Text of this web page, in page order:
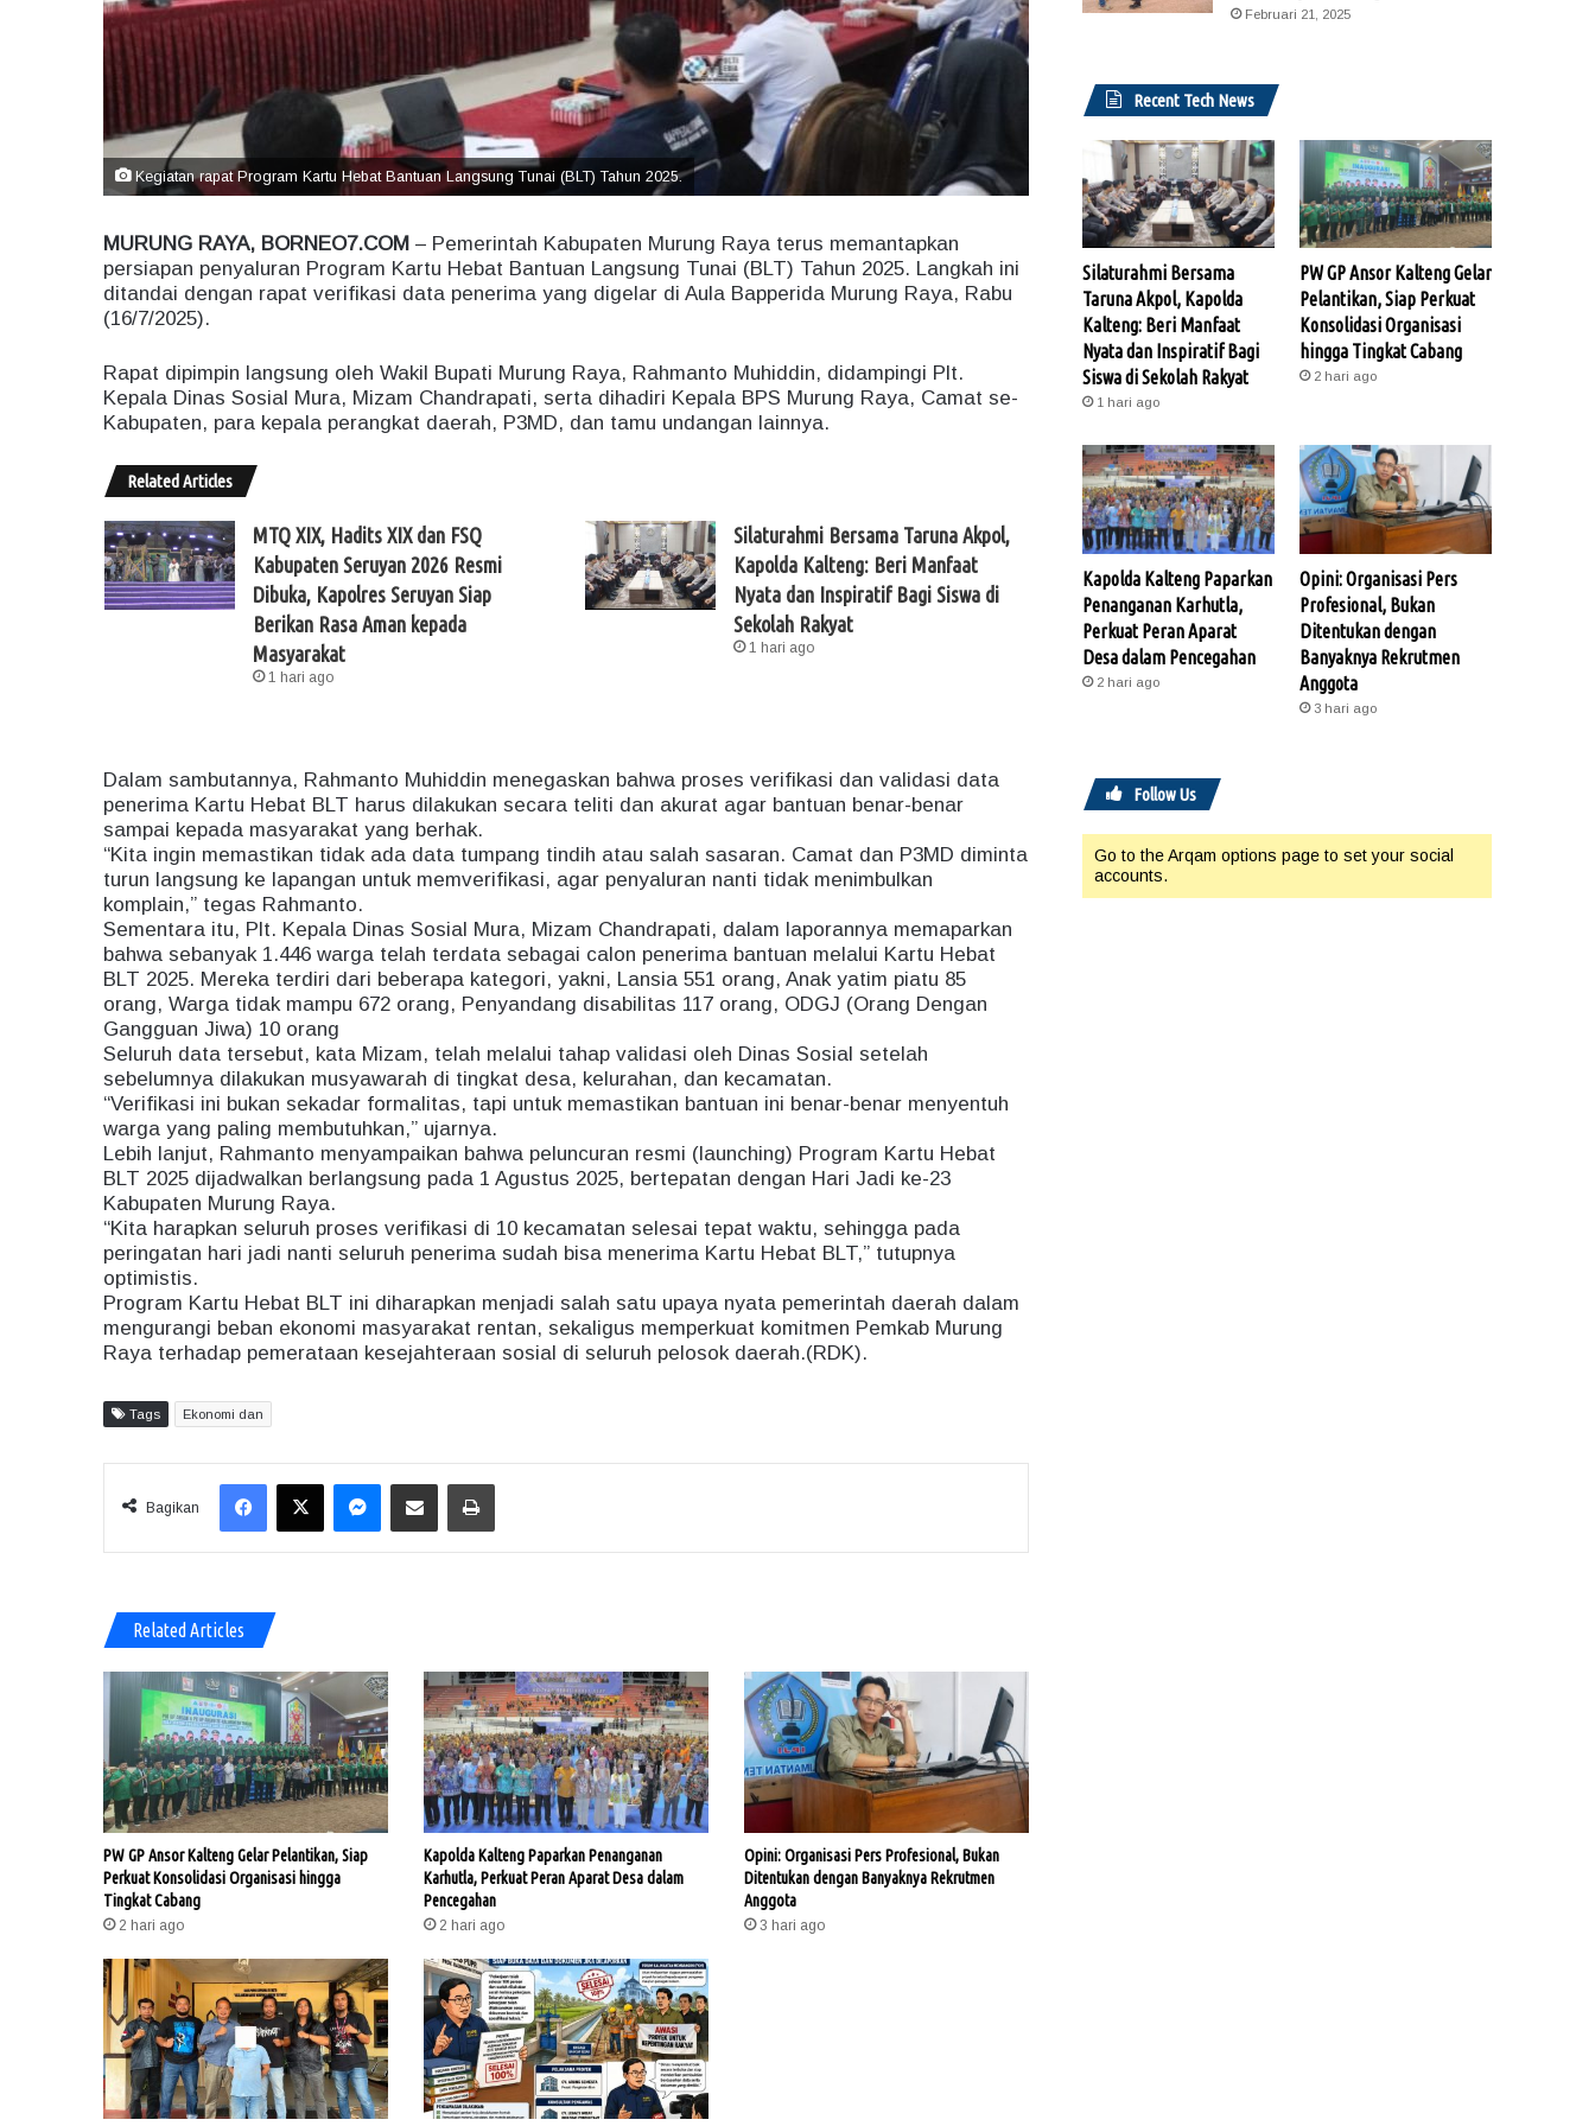
Kegiatan rapat Program Kartu Hebat Bantuan Langsung Tunai (BLT) Tahun 2025.
MURUNG RAYA, BORNEO7.COM – Pemerintah Kabupaten Murung Raya terus memantapkan
persiapan penyaluran Program Kartu Hebat Bantuan Langsung Tunai (BLT) Tahun 2025. Langkah ini
ditandai dengan rapat verifikasi data penerima yang digelar di Aula Bapperida Murung Raya, Rabu
(16/7/2025).
Rapat dipimpin langsung oleh Wakil Bupati Murung Raya, Rahmanto Muhiddin, didampingi Plt.
Kepala Dinas Sosial Mura, Mizam Chandrapati, serta dihadiri Kepala BPS Murung Raya, Camat se-
Kabupaten, para kepala perangkat daerah, P3MD, dan tamu undangan lainnya.
Related Articles
MTQ XIX, Hadits XIX dan FSQ
Kabupaten Seruyan 2026 Resmi
Dibuka, Kapolres Seruyan Siap
Berikan Rasa Aman kepada
Masyarakat
1 hari ago
Silaturahmi Bersama Taruna Akpol,
Kapolda Kalteng: Beri Manfaat
Nyata dan Inspiratif Bagi Siswa di
Sekolah Rakyat
1 hari ago
Dalam sambutannya, Rahmanto Muhiddin menegaskan bahwa proses verifikasi dan validasi data
penerima Kartu Hebat BLT harus dilakukan secara teliti dan akurat agar bantuan benar-benar
sampai kepada masyarakat yang berhak.
“Kita ingin memastikan tidak ada data tumpang tindih atau salah sasaran. Camat dan P3MD diminta
turun langsung ke lapangan untuk memverifikasi, agar penyaluran nanti tidak menimbulkan
komplain,” tegas Rahmanto.
Sementara itu, Plt. Kepala Dinas Sosial Mura, Mizam Chandrapati, dalam laporannya memaparkan
bahwa sebanyak 1.446 warga telah terdata sebagai calon penerima bantuan melalui Kartu Hebat
BLT 2025. Mereka terdiri dari beberapa kategori, yakni, Lansia 551 orang, Anak yatim piatu 85
orang, Warga tidak mampu 672 orang, Penyandang disabilitas 117 orang, ODGJ (Orang Dengan
Gangguan Jiwa) 10 orang
Seluruh data tersebut, kata Mizam, telah melalui tahap validasi oleh Dinas Sosial setelah
sebelumnya dilakukan musyawarah di tingkat desa, kelurahan, dan kecamatan.
“Verifikasi ini bukan sekadar formalitas, tapi untuk memastikan bantuan ini benar-benar menyentuh
warga yang paling membutuhkan,” ujarnya.
Lebih lanjut, Rahmanto menyampaikan bahwa peluncuran resmi (launching) Program Kartu Hebat
BLT 2025 dijadwalkan berlangsung pada 1 Agustus 2025, bertepatan dengan Hari Jadi ke-23
Kabupaten Murung Raya.
“Kita harapkan seluruh proses verifikasi di 10 kecamatan selesai tepat waktu, sehingga pada
peringatan hari jadi nanti seluruh penerima sudah bisa menerima Kartu Hebat BLT,” tutupnya
optimistis.
Program Kartu Hebat BLT ini diharapkan menjadi salah satu upaya nyata pemerintah daerah dalam
mengurangi beban ekonomi masyarakat rentan, sekaligus memperkuat komitmen Pemkab Murung
Raya terhadap pemerataan kesejahteraan sosial di seluruh pelosok daerah.(RDK).
Tags Ekonomi dan
Bagikan
X
Related Articles
PW GP Ansor Kalteng Gelar Pelantikan, Siap
Perkuat Konsolidasi Organisasi hingga
Tingkat Cabang
2 hari ago
Kapolda Kalteng Paparkan Penanganan
Karhutla, Perkuat Peran Aparat Desa dalam
Pencegahan
2 hari ago
Opini: Organisasi Pers Profesional, Bukan
Ditentukan dengan Banyaknya Rekrutmen
Anggota
3 hari ago
Februari 21, 2025
Recent Tech News
Silaturahmi Bersama
Taruna Akpol, Kapolda
Kalteng: Beri Manfaat
Nyata dan Inspiratif Bagi
Siswa di Sekolah Rakyat
1 hari ago
PW GP Ansor Kalteng Gelar
Pelantikan, Siap Perkuat
Konsolidasi Organisasi
hingga Tingkat Cabang
2 hari ago
Kapolda Kalteng Paparkan
Penanganan Karhutla,
Perkuat Peran Aparat
Desa dalam Pencegahan
2 hari ago
Opini: Organisasi Pers
Profesional, Bukan
Ditentukan dengan
Banyaknya Rekrutmen
Anggota
3 hari ago
Follow Us
Go to the Arqam options page to set your social
accounts.